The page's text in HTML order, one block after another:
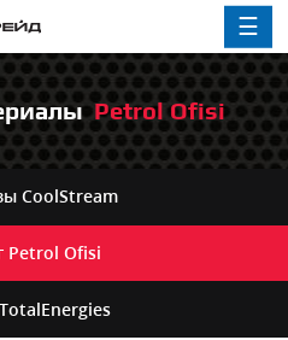
☰
Petrol Ofisi
CoolStream
Petrol Ofisi
TotalEnergies